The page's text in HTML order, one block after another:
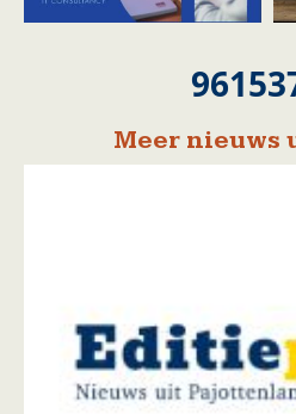
Meer nieuws